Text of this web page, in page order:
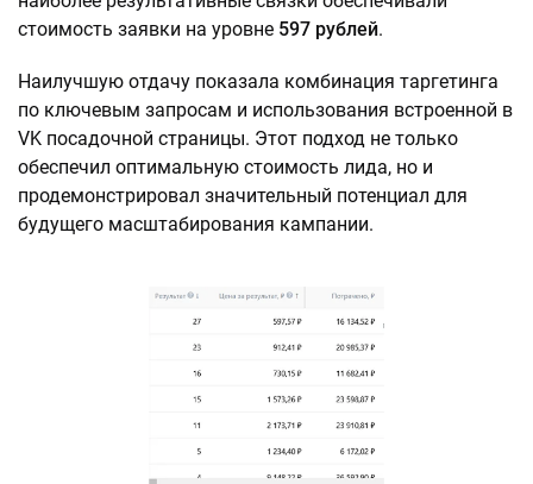
стоимость заявки на уровне 597 рублей.
Наилучшую отдачу показала комбинация таргетинга
по ключевым запросам и использования встроенной в
VK посадочной страницы. Этот подход не только
обеспечил оптимальную стоимость лида, но и
продемонстрировал значительный потенциал для
будущего масштабирования кампании.